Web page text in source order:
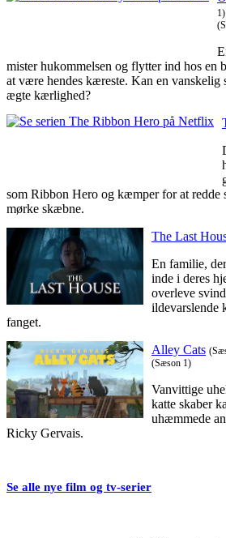
1)
mister hukommelsen og flytter ind hos en
at være hendes kæreste. Kan en
ægte kærlighed?
som Ribbon Hero og kæmper for at redde
mørke skæbne.
The Last
En familie,
inde i deres
overleve
ildevarslende
fanget.
Alley Cats
(Sæson 1)
Vanvittige
katte skaber
uhæmmede
Ricky Gervais.
Se alle nye film og tv-serier